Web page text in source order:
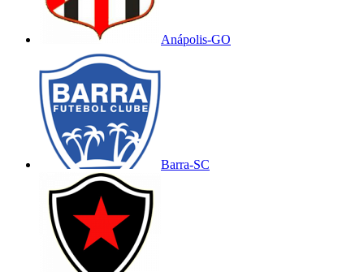
Anápolis-GO
Barra-SC